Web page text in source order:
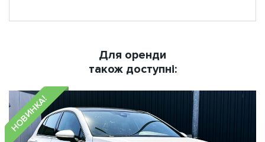
Для оренди
також доступні:
НОВИНКА!